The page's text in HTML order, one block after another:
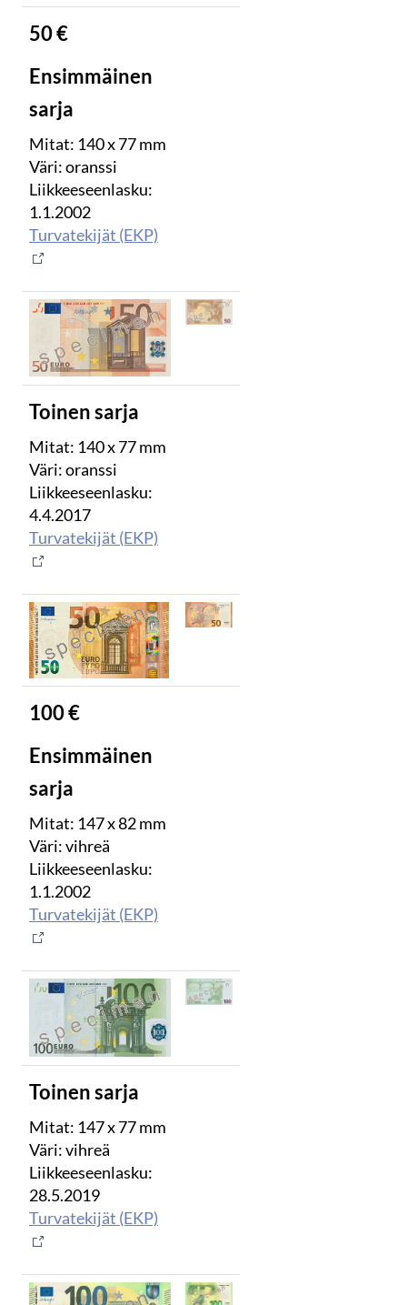
50 €
Ensimmäinen
sarja
Mitat: 140 x 77 mm
Väri: oranssi
Liikkeeseenlasku:
1.1.2002
Turvatekijät (EKP)
Toinen sarja
Mitat: 140 x 77 mm
Väri: oranssi
Liikkeeseenlasku:
4.4.2017
Turvatekijät (EKP)
100 €
Ensimmäinen
sarja
Mitat: 147 x 82 mm
Väri: vihreä
Liikkeeseenlasku:
1.1.2002
Turvatekijät (EKP)
Toinen sarja
Mitat: 147 x 77 mm
Väri: vihreä
Liikkeeseenlasku:
28.5.2019
Turvatekijät (EKP)